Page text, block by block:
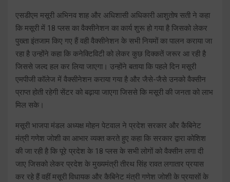
एसडीएम मसूरी अभिनव शाह और अधिशासी अधिकारी आशुतोष सती ने कहा
कि मसूरी में 18 प्लस का वैक्सीनेशन का कार्य शुरू हो गया है जिसको लेकर
पुख्ता इंतजाम किए गए हैं वही वैक्सीनेशन के सभी नियमों का पालन कराया जा
रहा है उन्होंने कहा कि कनेक्टिविटी को लेकर कुछ दिक्कतें जरूर आ रही है
जिससे जल्द हल कर लिया जाएगा। उन्होंने बताया कि पहले दिन मसूरी
एमपीजी कॉलेज में वैक्सीनेशन कराया गया है और जैसे-जैसे उनको वैक्सीन
प्राप्त होती रहेगी सेंटर को बढ़ाया जाएगा जिससे कि मसूरी की जनता को लाभ
मिल सके।
मसूरी भाजपा मंडल अध्यक्ष मोहन पेटवाल ने प्रदेश सरकार और कैबिनेट
मंत्री गणेश जोशी का आभार व्यक्त करते हुए कहा कि सरकार द्वारा कोशिश
की जा रही है कि पूरे प्रदेश के 18 प्लस के सभी लोगों को वैक्सीन लगा दी
जाए जिसको लेकर प्रदेश के मुख्यमंत्री तीरथ सिंह रावत लगातार प्रयास
कर रहे हैं वहीं मसूरी विधायक और कैबिनेट मंत्री गणेश जोशी के प्रयासों के